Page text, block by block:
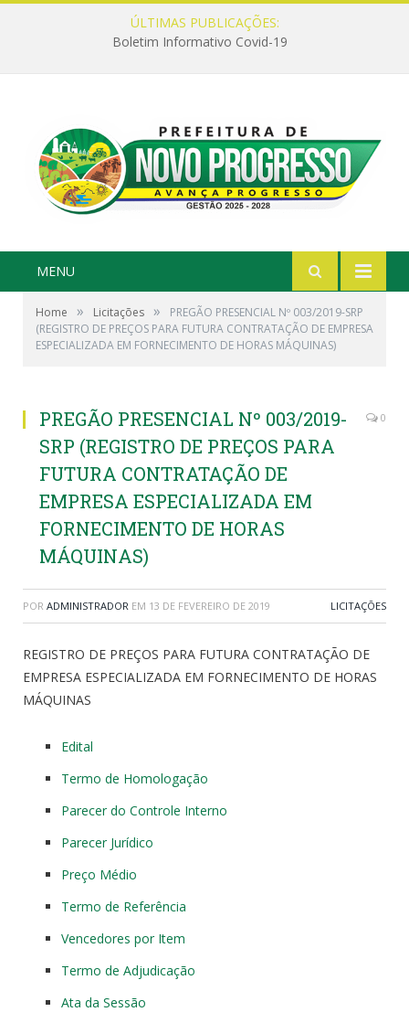
ÚLTIMAS PUBLICAÇÕES:
Boletim Informativo Covid-19
MENU
Home » Licitações »
PREGÃO PRESENCIAL Nº 003/2019-SRP
(REGISTRO DE PREÇOS PARA FUTURA CONTRATAÇÃO DE EMPRESA
ESPECIALIZADA EM FORNECIMENTO DE HORAS MÁQUINAS)
PREGÃO PRESENCIAL Nº 003/2019-
SRP (REGISTRO DE PREÇOS PARA
FUTURA CONTRATAÇÃO DE
EMPRESA ESPECIALIZADA EM
FORNECIMENTO DE HORAS
MÁQUINAS)
0
POR ADMINISTRADOR EM 13 DE FEVEREIRO DE 2019 LICITAÇÕES
REGISTRO DE PREÇOS PARA FUTURA CONTRATAÇÃO DE
EMPRESA ESPECIALIZADA EM FORNECIMENTO DE HORAS
MÁQUINAS
Edital
Termo de Homologação
Parecer do Controle Interno
Parecer Jurídico
Preço Médio
Termo de Referência
Vencedores por Item
Termo de Adjudicação
Ata da Sessão